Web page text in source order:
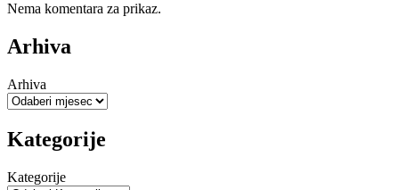
Nema komentara za prikaz.
Arhiva
Arhiva
Kategorije
Kategorije